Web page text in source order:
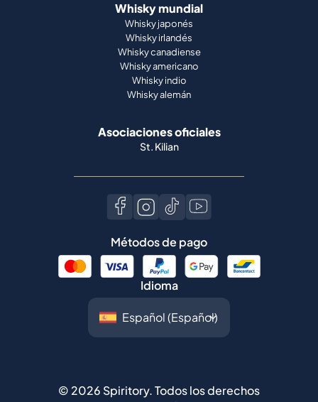
Whisky mundial
Whisky japonés
Whisky irlandés
Whisky canadiense
Whisky americano
Whisky indio
Whisky alemán
Asociaciones oficiales
St. Kilian
Métodos de pago
Idioma
© 2026 Spiritory.Todos los derechos